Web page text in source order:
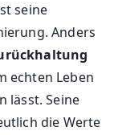
seine
Anders
echten Leben
lässt. Seine
die Werte